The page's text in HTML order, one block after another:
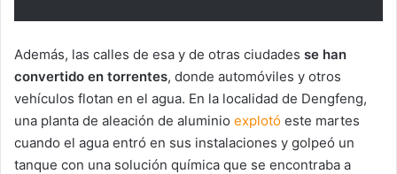
Además, las calles de esa y de otras ciudades se han
convertido en torrentes, donde automóviles y otros
vehículos flotan en el agua. En la localidad de Dengfeng,
una planta de aleación de aluminio explotó este martes
cuando el agua entró en sus instalaciones y golpeó un
tanque con una solución química que se encontraba a